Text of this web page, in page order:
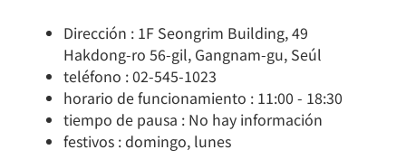
Dirección : 1F Seongrim Building, 49
Hakdong-ro 56-gil, Gangnam-gu, Seúl
teléfono : 02-545-1023
horario de funcionamiento : 11:00 - 18:30
tiempo de pausa : No hay información
festivos : domingo, lunes